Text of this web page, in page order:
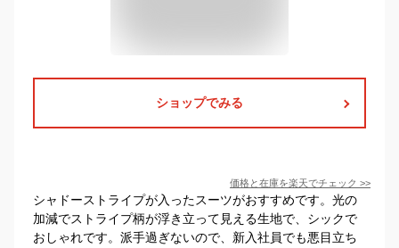
ショップでみる
価格と在庫を楽天でチェック >>
シャドーストライプが入ったスーツがおすすめです。光の
加減でストライプ柄が浮き立って見える生地で、シックで
おしゃれです。派手過ぎないので、新入社員でも悪目立ち